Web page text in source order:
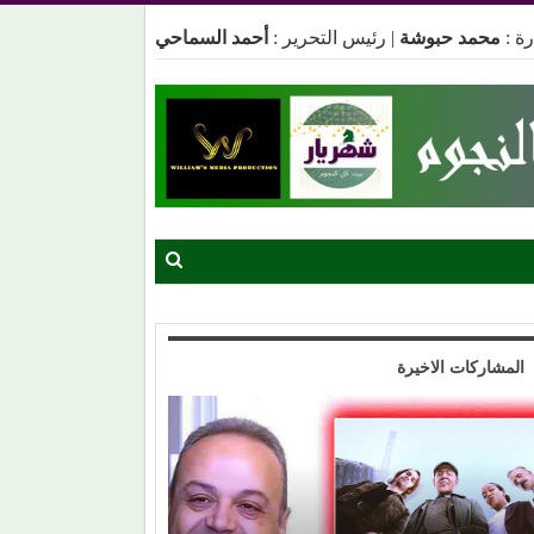
: محمد حبوشة | رئيس التحرير : أحمد السماحي
المشاركات الاخيرة